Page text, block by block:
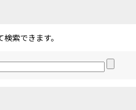
索できます。